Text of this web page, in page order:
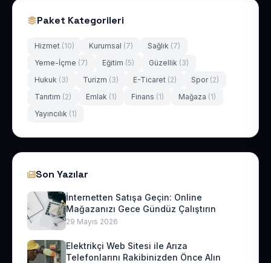
Paket Kategorileri
Hizmet (10) Kurumsal (7) Sağlık (7)
Yeme-İçme (7) Eğitim (5) Güzellik (3)
Hukuk (3) Turizm (3) E-Ticaret (2) Spor (2)
Tanıtım (2) Emlak (1) Finans (1) Mağaza (1)
Yayıncılık (1)
Son Yazılar
İnternetten Satışa Geçin: Online
Mağazanızı Gece Gündüz Çalıştırın
29 Mayıs 2026
Elektrikçi Web Sitesi ile Arıza
Telefonlarını Rakibinizden Önce Alın